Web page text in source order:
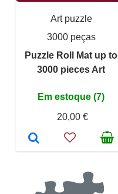
Art puzzle
3000 peças
Puzzle Roll Mat up to
3000 pieces Art
Em estoque (7)
20,00 €